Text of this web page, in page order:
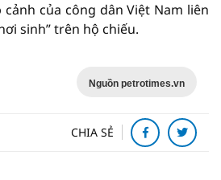
cảnh của công dân Việt Nam liên
sinh” trên hộ chiếu.
Nguồn petrotimes.vn
CHIA SẺ